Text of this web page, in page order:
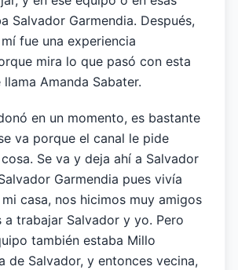
Salvador Garmendia. Después,
fue una experiencia
mira lo que pasó con esta
Amanda Sabater.
en un momento, es bastante
va porque el canal le pide
Se va y deja ahí a Salvador
Garmendia pues vivía
casa, nos hicimos muy amigos
a trabajar Salvador y yo. Pero
también estaba Millo
de Salvador, y entonces vecina,